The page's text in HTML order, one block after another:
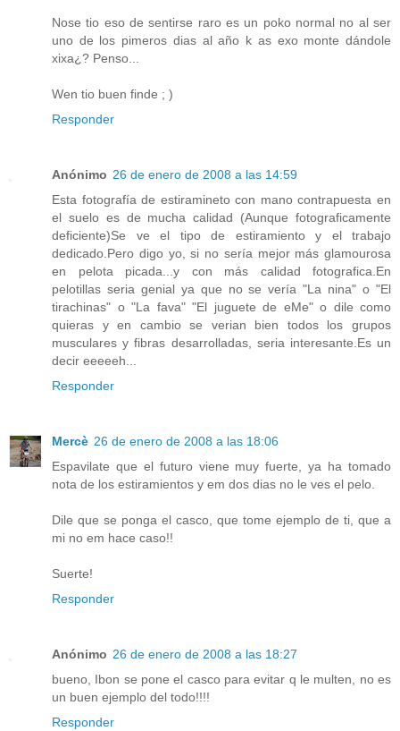
Nose tio eso de sentirse raro es un poko normal no al ser
uno de los pimeros dias al año k as exo monte dándole
xixa¿? Penso...
Wen tio buen finde ; )
Responder
Anónimo 26 de enero de 2008 a las 14:59
Esta fotografía de estiramineto con mano contrapuesta en
el suelo es de mucha calidad (Aunque fotograficamente
deficiente)Se ve el tipo de estiramiento y el trabajo
dedicado.Pero digo yo, si no sería mejor más glamourosa
en pelota picada...y con más calidad fotografica.En
pelotillas seria genial ya que no se vería "La nina" o "El
tirachinas" o "La fava" "El juguete de eMe" o dile como
quieras y en cambio se verian bien todos los grupos
musculares y fibras desarrolladas, seria interesante.Es un
decir eeeeeh...
Responder
Mercè 26 de enero de 2008 a las 18:06
Espavilate que el futuro viene muy fuerte, ya ha tomado
nota de los estiramientos y em dos dias no le ves el pelo.
Dile que se ponga el casco, que tome ejemplo de ti, que a
mi no em hace caso!!
Suerte!
Responder
Anónimo 26 de enero de 2008 a las 18:27
bueno, Ibon se pone el casco para evitar q le multen, no es
un buen ejemplo del todo!!!!
Responder